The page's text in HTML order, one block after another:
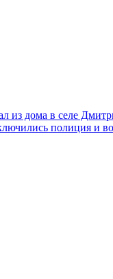
из дома в селе
полиция и